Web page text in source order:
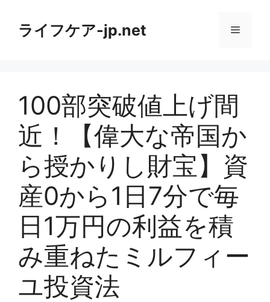
ライフケア-jp.net メ
ー
100部突破値上げ間
近！【偉大な帝国か
ら授かりし財宝】資
産0から1日7分で毎
日1万円の利益を積
み重ねたミルフィー
ユ投資法